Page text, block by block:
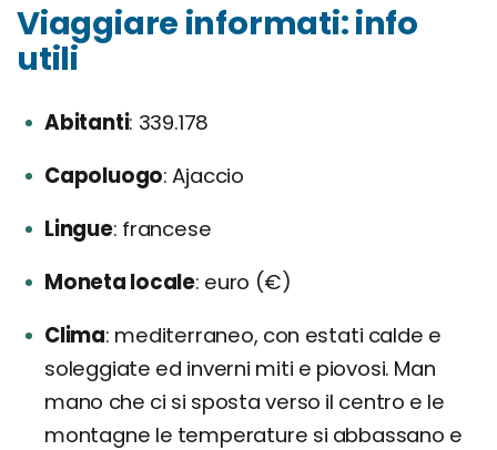
Viaggiare informati: info
utili
Abitanti 339.178
Capoluogo Ajaccio
Lingue francese
Moneta locale euro (€)
Clima mediterraneo, con estati calde e
soleggiate ed inverni miti e piovosi. Man
mano che ci si sposta verso il centro e le
montagne le temperature si abbassano e